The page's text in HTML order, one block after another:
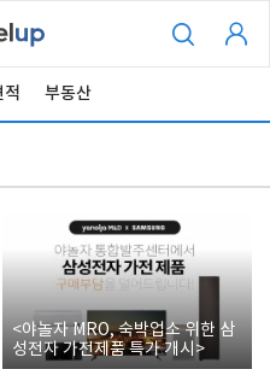
적 부동산
<야놀자 MRO, 숙박업소 위한 삼
성전자 가전제품 특가 개시>